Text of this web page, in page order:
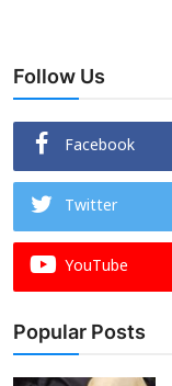
Follow Us
Facebook
Twitter
YouTube
Popular Posts